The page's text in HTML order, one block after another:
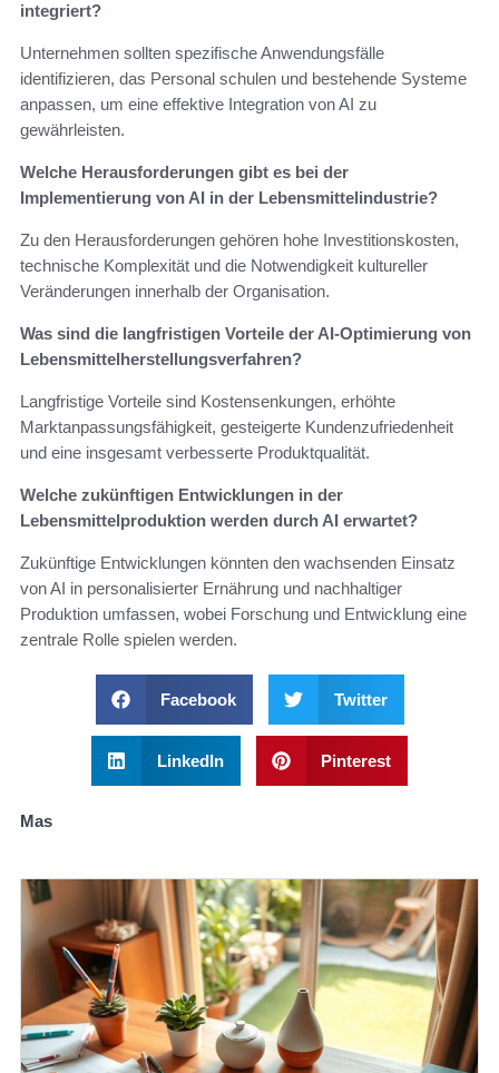
integriert?
Unternehmen sollten spezifische Anwendungsfälle
identifizieren, das Personal schulen und bestehende Systeme
anpassen, um eine effektive Integration von AI zu
gewährleisten.
Welche Herausforderungen gibt es bei der
Implementierung von AI in der Lebensmittelindustrie?
Zu den Herausforderungen gehören hohe Investitionskosten,
technische Komplexität und die Notwendigkeit kultureller
Veränderungen innerhalb der Organisation.
Was sind die langfristigen Vorteile der AI-Optimierung von
Lebensmittelherstellungsverfahren?
Langfristige Vorteile sind Kostensenkungen, erhöhte
Marktanpassungsfähigkeit, gesteigerte Kundenzufriedenheit
und eine insgesamt verbesserte Produktqualität.
Welche zukünftigen Entwicklungen in der
Lebensmittelproduktion werden durch AI erwartet?
Zukünftige Entwicklungen könnten den wachsenden Einsatz
von AI in personalisierter Ernährung und nachhaltiger
Produktion umfassen, wobei Forschung und Entwicklung eine
zentrale Rolle spielen werden.
Facebook Twitter
LinkedIn Pinterest
Mas